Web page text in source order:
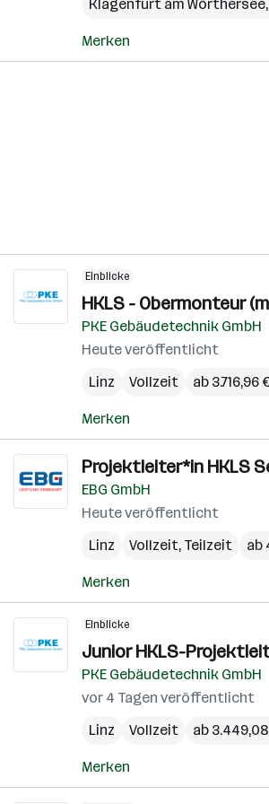
Klagenfurt am Wörthersee,
Merken
Einblicke
HKLS - Obermonteur
PKE Gebäudetechnik GmbH
Heute veröffentlicht
Linz
Vollzeit ab
Merken
Projektleiter*in HKLS
EBG GmbH
Heute veröffentlicht
Linz
Vollzeit, Teilzeit ab
Merken
Einblicke
Junior HKLS-
PKE Gebäudetechnik GmbH
vor 4 Tagen veröffentlicht
Linz
Vollzeit ab
Merken